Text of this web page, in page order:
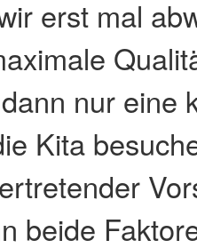
erst mal
nur eine
Kita
beide